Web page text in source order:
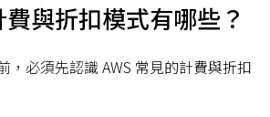
與折扣模式有哪些？
，必須先認識 AWS 常見的計費與折扣